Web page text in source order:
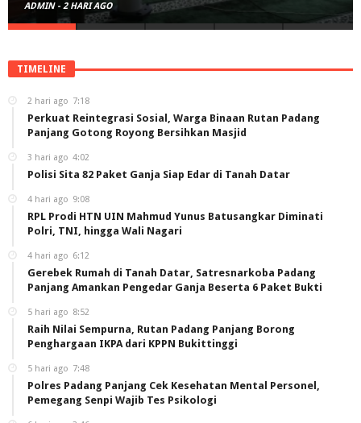
ADMIN - 3 HARI AGO
TIMELINE
2 hari ago 7:18
Perkuat Reintegrasi Sosial, Warga Binaan Rutan Padang
Panjang Gotong Royong Bersihkan Masjid
3 hari ago 4:02
Polisi Sita 82 Paket Ganja Siap Edar di Tanah Datar
4 hari ago 9:08
RPL Prodi HTN UIN Mahmud Yunus Batusangkar Diminati
Polri, TNI, hingga Wali Nagari
4 hari ago 6:12
Gerebek Rumah di Tanah Datar, Satresnarkoba Padang
Panjang Amankan Pengedar Ganja Beserta 6 Paket Bukti
5 hari ago 8:52
Raih Nilai Sempurna, Rutan Padang Panjang Borong
Penghargaan IKPA dari KPPN Bukittinggi
5 hari ago 7:48
Polres Padang Panjang Cek Kesehatan Mental Personel,
Pemegang Senpi Wajib Tes Psikologi